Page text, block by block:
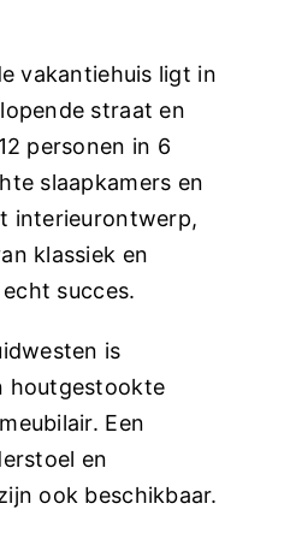
vakantiehuis ligt in
straat en
personen in 6
slaapkamers en
interieurontwerp,
klassiek en
succes.
is
houtgestookte
Een
en
ook beschikbaar.